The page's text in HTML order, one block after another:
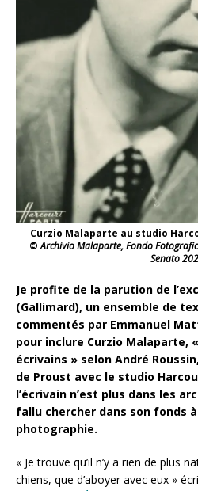
Curzio Malaparte au studio
©Archivio Malaparte, Fondo
Senato 202
Je profite de la parution de
(Gallimard), un ensemble de
commentés par Emmanuel
pour inclure Curzio Malaparte,
écrivains » selon André
de Proust avec le studio
l’écrivain n’est plus dans les
fallu chercher dans son fonds
photographie.
« Je trouve qu’il n’y a rien de plus
chiens, que d’aboyer avec eux »